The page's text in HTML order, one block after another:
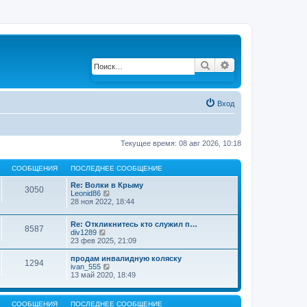
Поиск
Вход
Текущее время: 08 авг 2026, 10:18
СООБЩЕНИЯ ПОСЛЕДНЕЕ СООБЩЕНИЕ
3050
Re: Волки в Крыму
Leonid86
е
е
й
и
к
п
с
е
д
28 ноя 2022, 18:44
8587
Re: Откликнитесь кто служил п…
div1289
е
р
е
й
т
к
п
23 фев 2025, 21:09
1294
продам инвалидную коляску
ivan_555
е
е
13 май 2020, 18:49
СООБЩЕНИЯ ПОСЛЕДНЕЕ СООБЩЕНИЕ